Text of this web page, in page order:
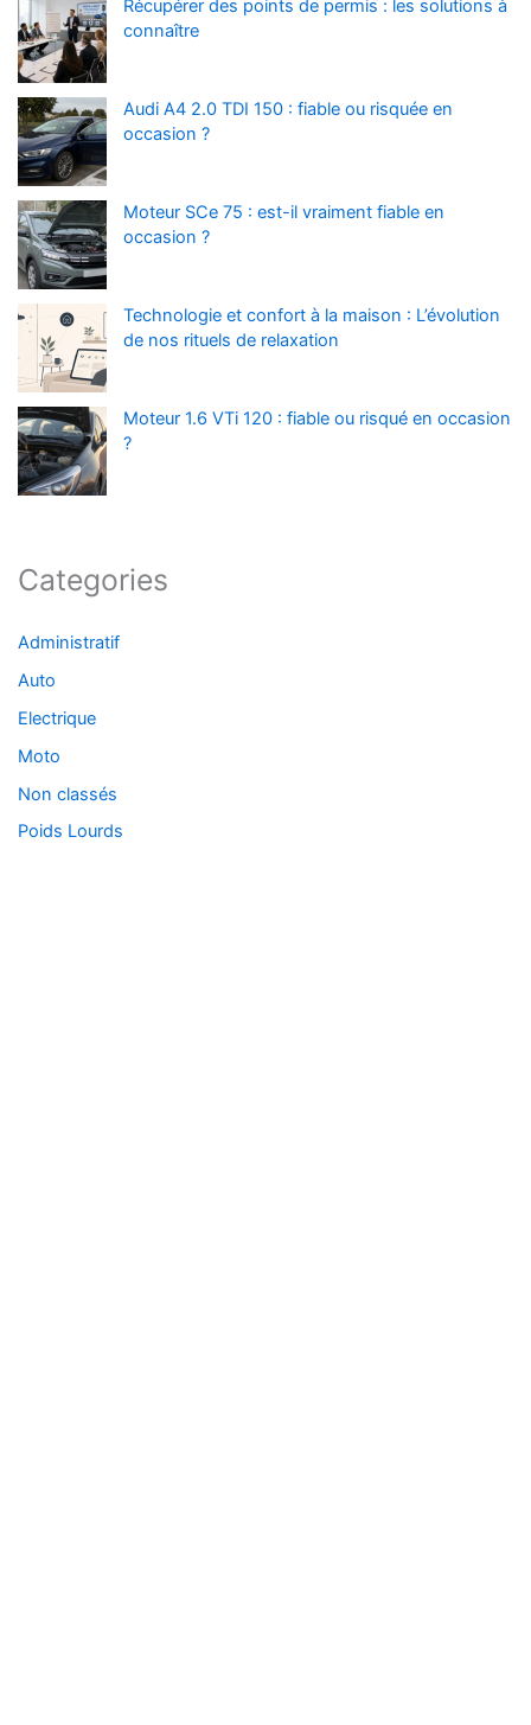
Récupérer des points de permis : les solutions à
connaître
Audi A4 2.0 TDI 150 : fiable ou risquée en
occasion ?
Moteur SCe 75 : est-il vraiment fiable en
occasion ?
Technologie et confort à la maison : L’évolution
de nos rituels de relaxation
Moteur 1.6 VTi 120 : fiable ou risqué en occasion
?
Categories
Administratif
Auto
Electrique
Moto
Non classés
Poids Lourds